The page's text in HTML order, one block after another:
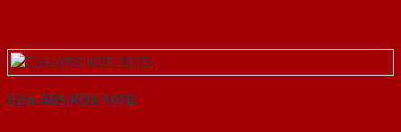
Cửa ABS KOS 101D